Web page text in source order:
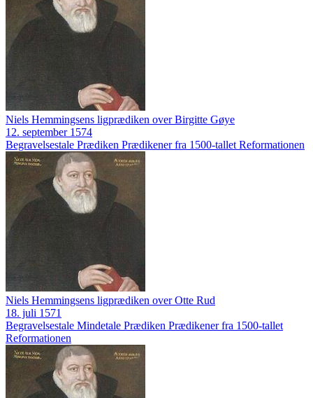
Niels Hemmingsens ligprædiken over Birgitte Gøye
12. september 1574
Begravelsestale Prædiken Prædikener fra 1500-tallet Reformationen
Niels Hemmingsens ligprædiken over Otte Rud
18. juli 1571
Begravelsestale Mindetale Prædiken Prædikener fra 1500-tallet
Reformationen